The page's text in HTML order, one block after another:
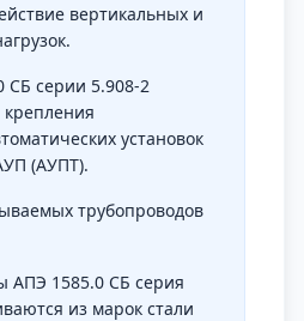
вертикальных и
серии 5.908-2
установок
(АУПТ).
трубопроводов
АПЭ 1585.0 СБ серия
из марок стали